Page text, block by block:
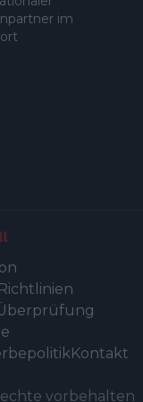
im
Kontakt
vorbehalten